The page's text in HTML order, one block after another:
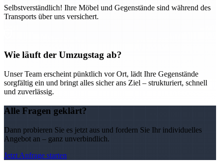
Selbstverständlich! Ihre Möbel und Gegenstände sind während des
Transports über uns versichert.
Wie läuft der Umzugstag ab?
Unser Team erscheint pünktlich vor Ort, lädt Ihre Gegenstände
sorgfältig ein und bringt alles sicher ans Ziel – strukturiert, schnell
und zuverlässig.
Alle Fragen geklärt?
Dann probieren Sie es jetzt aus und fordern Sie Ihr individuelles
Angebot an – ganz unverbindlich.
Jetzt Anfrage starten